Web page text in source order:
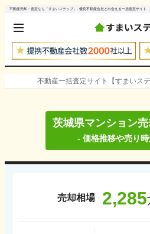
不動産売却・査定なら「すまいステップ」- 優良不動産会社と出会える一括査定サイト
不動産一括査定サイト【すまいステ
茨城県マンション
- 価格推移や売り
売却相場 2,285